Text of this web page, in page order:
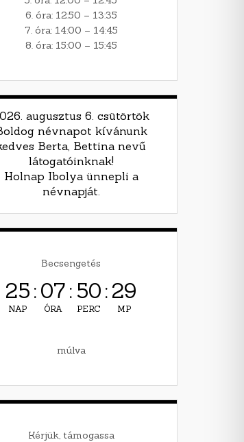
6. óra: 12:50 – 13:35
7. óra: 14:00 – 14:45
8. óra: 15:00 – 15:45
augusztus 6. csütörtök
névnapot kívánunk
Berta, Bettina nevű
látogatóinknak!
Holnap Ibolya ünnepli a
névnapját.
Becsengetés
25
NAP
:07
ÓRA
: 50
PERC
:27
MP
múlva
Kérjük, támogassa